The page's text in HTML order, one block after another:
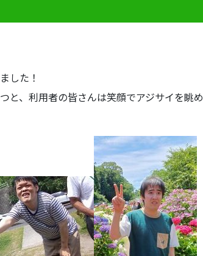
した！
と、利用者の皆さんは笑顔でアジサイを眺